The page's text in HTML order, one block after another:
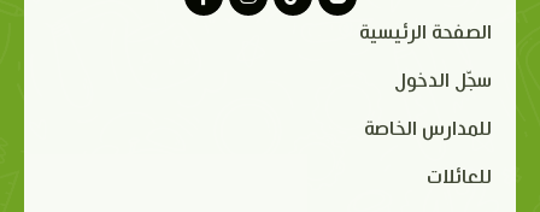
الصفحة الرئيسية
سجّل الدخول
للمدارس الخاصة
للعائلات